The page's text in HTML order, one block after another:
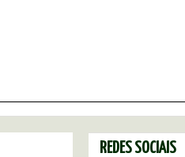
REDES SOCIAIS